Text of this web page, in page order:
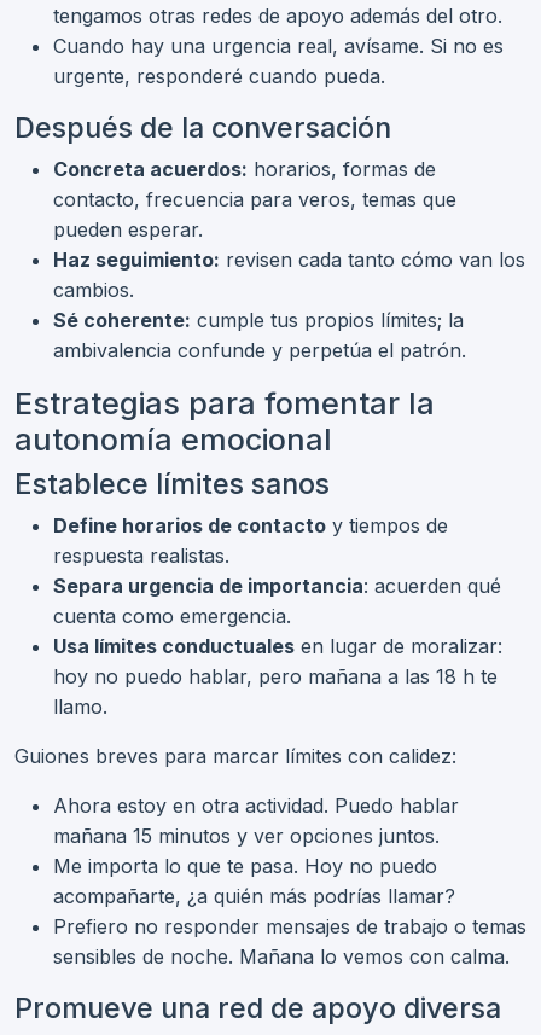
tengamos otras redes de apoyo además del otro.
Cuando hay una urgencia real, avísame. Si no es
urgente, responderé cuando pueda.
Después de la conversación
Concreta acuerdos: horarios, formas de
contacto, frecuencia para veros, temas que
pueden esperar.
Haz seguimiento: revisen cada tanto cómo van los
cambios.
Sé coherente: cumple tus propios límites; la
ambivalencia confunde y perpetúa el patrón.
Estrategias para fomentar la
autonomía emocional
Establece límites sanos
Define horarios de contacto y tiempos de
respuesta realistas.
Separa urgencia de importancia: acuerden qué
cuenta como emergencia.
Usa límites conductuales en lugar de moralizar:
hoy no puedo hablar, pero mañana a las 18 h te
llamo.
Guiones breves para marcar límites con calidez:
Ahora estoy en otra actividad. Puedo hablar
mañana 15 minutos y ver opciones juntos.
Me importa lo que te pasa. Hoy no puedo
acompañarte, ¿a quién más podrías llamar?
Prefiero no responder mensajes de trabajo o temas
sensibles de noche. Mañana lo vemos con calma.
Promueve una red de apoyo diversa